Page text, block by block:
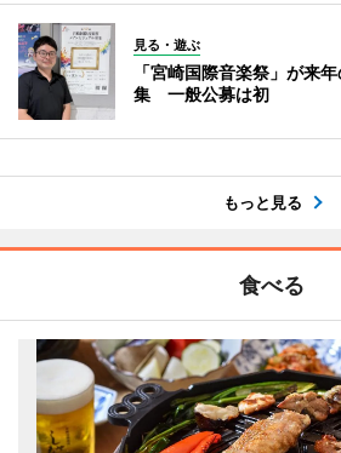
見る・遊ぶ
「宮崎国際音楽祭」が来
集 一般公募は初
もっと見る
食べる